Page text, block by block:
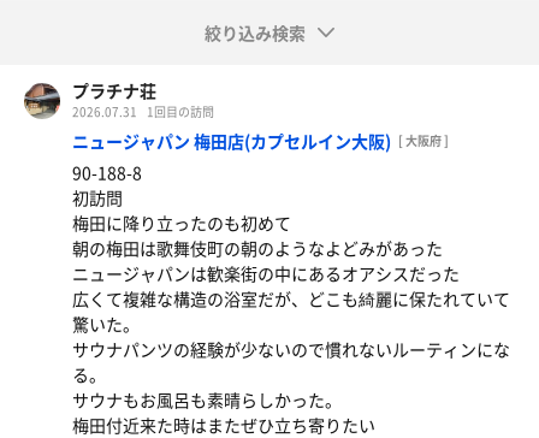
絞り込み検索
プラチナ荘
2026.07.31 1回目の訪問
ニュージャパン 梅田店(カプセルイン大阪) [ 大阪府 ]
90-188-8
初訪問
梅田に降り立ったのも初めて
朝の梅田は歌舞伎町の朝のようなよどみがあった
ニュージャパンは歓楽街の中にあるオアシスだった
広くて複雑な構造の浴室だが、どこも綺麗に保たれていて
驚いた。
サウナパンツの経験が少ないので慣れないルーティンにな
る。
サウナもお風呂も素晴らしかった。
梅田付近来た時はまたぜひ立ち寄りたい